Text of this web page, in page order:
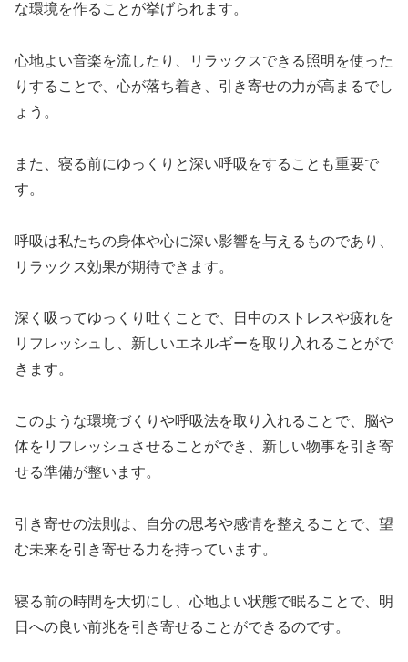
な環境を作ることが挙げられます。
心地よい音楽を流したり、リラックスできる照明を使った
りすることで、心が落ち着き、引き寄せの力が高まるでし
ょう。
また、寝る前にゆっくりと深い呼吸をすることも重要で
す。
呼吸は私たちの身体や心に深い影響を与えるものであり、
リラックス効果が期待できます。
深く吸ってゆっくり吐くことで、日中のストレスや疲れを
リフレッシュし、新しいエネルギーを取り入れることがで
きます。
このような環境づくりや呼吸法を取り入れることで、脳や
体をリフレッシュさせることができ、新しい物事を引き寄
せる準備が整います。
引き寄せの法則は、自分の思考や感情を整えることで、望
む未来を引き寄せる力を持っています。
寝る前の時間を大切にし、心地よい状態で眠ることで、明
日への良い前兆を引き寄せることができるのです。